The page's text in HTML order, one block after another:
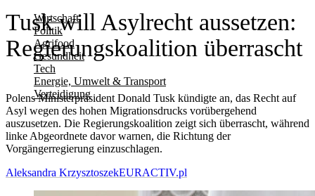
Wirtschaft
Politik
Agrifood
Gesundheit
Tech
Energie, Umwelt & Transport
Verteidigung
Tusk will Asylrecht aussetzen:
Regierungskoalition überrascht
Polens Ministerpräsident Donald Tusk kündigte an, das Recht auf
Asyl wegen des hohen Migrationsdrucks vorübergehend
auszusetzen. Die Regierungskoalition zeigt sich überrascht, während
linke Abgeordnete davor warnen, die Richtung der
Vorgängerregierung einzuschlagen.
Aleksandra KrzysztoszekEURACTIV.pl